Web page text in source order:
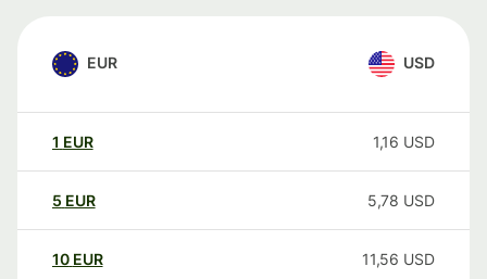
EUR USD
1 EUR 1,16 USD
5 EUR 5,78 USD
10 EUR 11,56 USD